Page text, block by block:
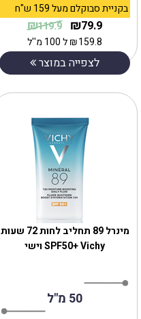
בקניית סבוקלם מעל 159 ש"ח
79.9
₪
119.9
₪
159.8
₪ל 100 מ''ל
לצפייה במוצר
מינרל 89 תחליב לחות 72 שעות
SPF50+ Vichy וישי
50 מ"ל